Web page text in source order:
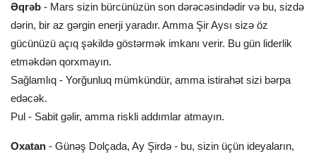
Əqrəb - Mars sizin bürcünüzün son dərəcəsindədir və bu, sizdə
dərin, bir az gərgin enerji yaradır. Amma Şir Aysı sizə öz
gücünüzü açıq şəkildə göstərmək imkanı verir. Bu gün liderlik
etməkdən qorxmayın.
Sağlamlıq - Yorğunluq mümkündür, amma istirahət sizi bərpa
edəcək.
Pul - Sabit gəlir, amma riskli addımlar atmayın.
Oxatan - Günəş Dolçada, Ay Şirdə - bu, sizin üçün ideyaların,